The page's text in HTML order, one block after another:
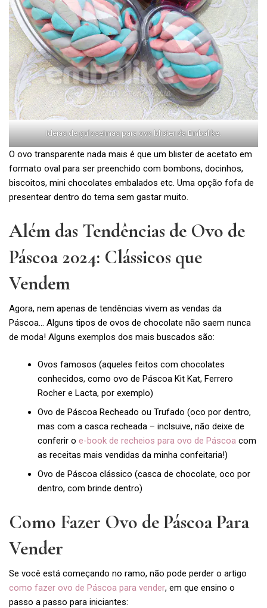
Ideias de guloseimas para ovo blister da Embalike.
O ovo transparente nada mais é que um blister de acetato em
formato oval para ser preenchido com bombons, docinhos,
biscoitos, mini chocolates embalados etc. Uma opção fofa de
presentear dentro do tema sem gastar muito.
Além das Tendências de Ovo de
Páscoa 2024: Clássicos que
Vendem
Agora, nem apenas de tendências vivem as vendas da
Páscoa… Alguns tipos de ovos de chocolate não saem nunca
de moda! Alguns exemplos dos mais buscados são:
Ovos famosos (aqueles feitos com chocolates
conhecidos, como ovo de Páscoa Kit Kat, Ferrero
Rocher e Lacta, por exemplo)
Ovo de Páscoa Recheado ou Trufado (oco por dentro,
mas com a casca recheada – inclsuive, não deixe de
conferir o e-book de recheios para ovo de Páscoacom
as receitas mais vendidas da minha confeitaria!)
Ovo de Páscoa clássico (casca de chocolate, oco por
dentro, com brinde dentro)
Como Fazer Ovo de Páscoa Para
Vender
Se você está começando no ramo, não pode perder o artigo
como fazer ovo de Páscoa para vender, em que ensino o
passo a passo para iniciantes: